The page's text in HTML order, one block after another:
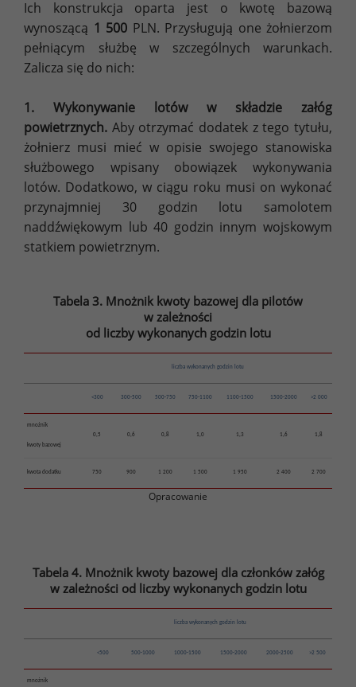
Ich konstrukcja oparta jest o kwotę bazową
wynoszącą 1 500 PLN. Przysługują one żołnierzom
pełniącym służbę w szczególnych warunkach.
Zalicza się do nich:
1. Wykonywanie lotów w składzie załóg
powietrznych. Aby otrzymać dodatek z tego tytułu,
żołnierz musi mieć w opisie swojego stanowiska
służbowego wpisany obowiązek wykonywania
lotów. Dodatkowo, w ciągu roku musi on wykonać
przynajmniej 30 godzin lotu samolotem
naddźwiękowym lub 40 godzin innym wojskowym
statkiem powietrznym.
Tabela 3. Mnożnik kwoty bazowej dla pilotów
w zależności
od liczby wykonanych godzin lotu
liczba wykonanych godzin lotu
<300 300-500 500-750 750-1100 1100-1500 1500-2000 >2 000
mnożnik
kwoty bazowej
0,5 0,6 0,8 1,0 1,3 1,6 1,8
kwota dodatku 750 900 1 200 1 500 1 950 2 400 2 700
Opracowanie
Tabela 4. Mnożnik kwoty bazowej dla członków załóg
w zależności od liczby wykonanych godzin lotu
liczba wykonanych godzin lotu
<500 500-1000 1000-1500 1500-2000 2000-2500 >2 500
mnożnik